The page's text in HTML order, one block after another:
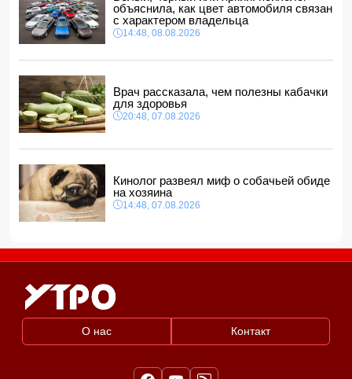
12:48, 08.08.2026
СМИ: США ищут на Кубе фигуру для повторения
"венесуэльского сценария"
объяснила, как цвет автомобиля связан
с характером владельца
14:48, 08.08.2026
Врач рассказала, чем полезны кабачки
для здоровья
20:48, 07.08.2026
Кинолог развеял миф о собачьей обиде
на хозяина
14:48, 07.08.2026
О нас Контакт